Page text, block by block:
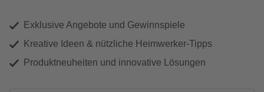
Exklusive Angebote und Gewinnspiele
Kreative Ideen & nützliche Heimwerker-Tipps
Produktneuheiten und innovative Lösungen